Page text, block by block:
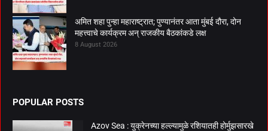
अमित शहा पुन्हा महाराष्ट्रात; पुण्यानंतर आता मुंबई दौरा, दोन
महत्त्वाचे कार्यक्रम अन् राजकीय बैठकांकडे लक्ष
8 August 2026
POPULAR POSTS
Azov Sea : युक्रेनच्या हल्ल्यामुळे रशियातही होर्मुझसारखे